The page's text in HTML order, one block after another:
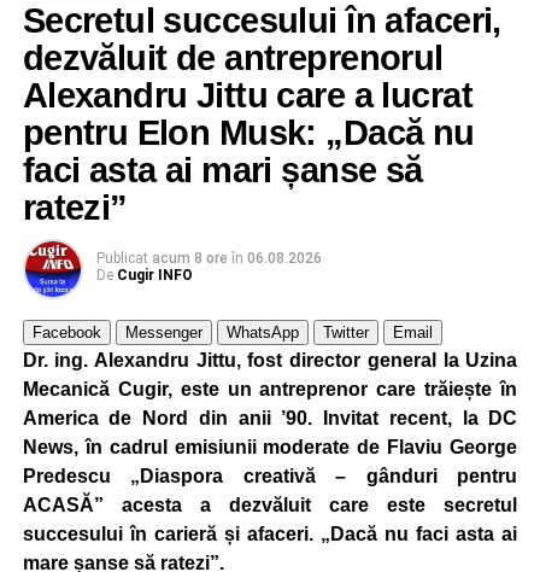
Secretul succesului în afaceri,
dezvăluit de antreprenorul
Alexandru Jittu care a lucrat
pentru Elon Musk: „Dacă nu
faci asta ai mari șanse să
ratezi”
Publicat acum 8 ore în 06.08.2026
De Cugir INFO
Facebook Messenger WhatsApp Twitter Email
Dr. ing. Alexandru Jittu, fost director general la Uzina
Mecanică Cugir, este un antreprenor care trăiește în
America de Nord din anii ’90. Invitat recent, la DC
News, în cadrul emisiunii moderate de Flaviu George
Predescu „Diaspora creativă – gânduri pentru
ACASĂ” acesta a dezvăluit care este secretul
succesului în carieră și afaceri. „Dacă nu faci asta ai
mare șanse să ratezi”.